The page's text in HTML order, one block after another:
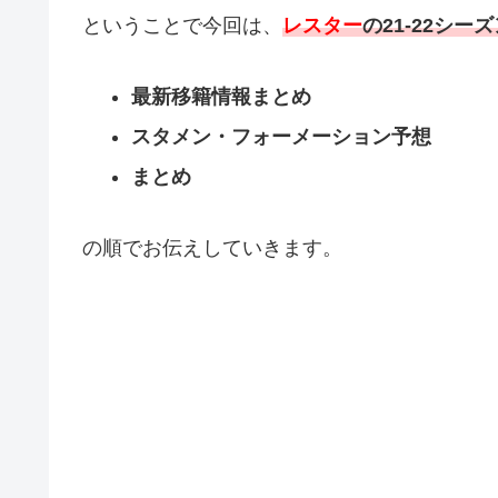
ということで今回は、 レスターの21-22シーズ
最新移籍情報まとめ
スタメン・フォーメーション予想
まとめ
の順でお伝えしていきます。